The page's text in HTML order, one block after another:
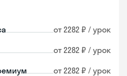
от 2282 ₽ / урок
от 2282 ₽ / урок
от 2282 ₽ / урок